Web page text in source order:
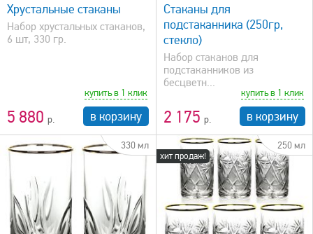
Хрустальные стаканы
Набор хрустальных стаканов,
6 шт, 330 гр.
5 880
купить в 1 клик
в корзину
Стаканы для
подстаканника (250гр,
стекло)
Набор стаканов для
подстаканников из
бесцветн...
2 175
купить в 1 клик
в корзину
330 мл
хит продаж!
250 мл